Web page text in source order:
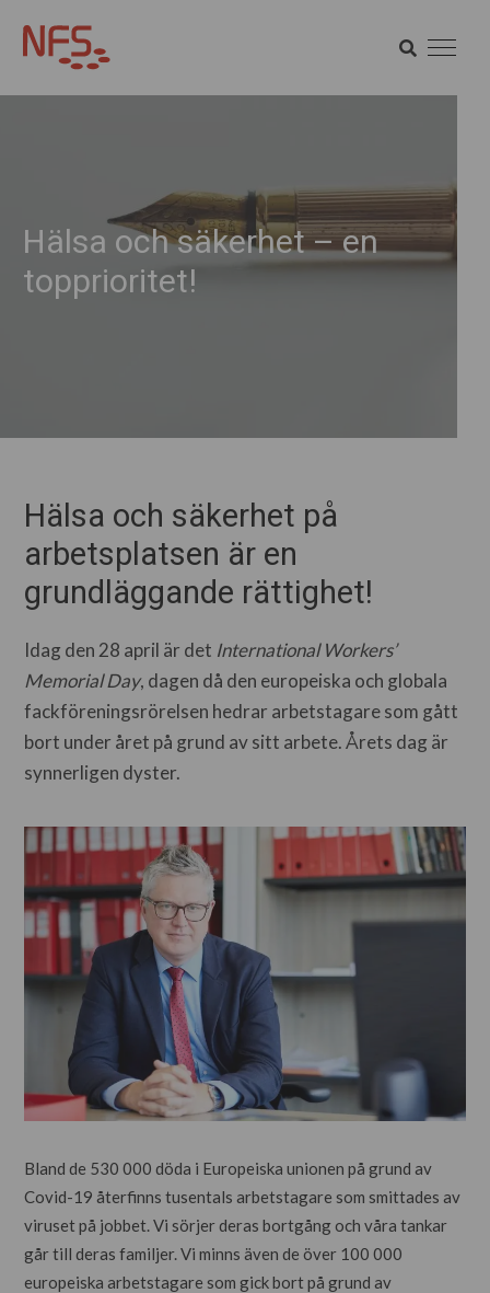
Hälsa och säkerhet – en
topprioritet!
Hälsa och säkerhet på
arbetsplatsen är en
grundläggande rättighet!
Idag den 28 april är det International Workers’
Memorial Day, dagen då den europeiska och globala
fackföreningsrörelsen hedrar arbetstagare som gått
bort under året på grund av sitt arbete. Årets dag är
synnerligen dyster.
Bland de 530 000 döda i Europeiska unionen på grund av
Covid-19 återfinns tusentals arbetstagare som smittades av
viruset på jobbet. Vi sörjer deras bortgång och våra tankar
går till deras familjer. Vi minns även de över 100 000
europeiska arbetstagare som gick bort på grund av